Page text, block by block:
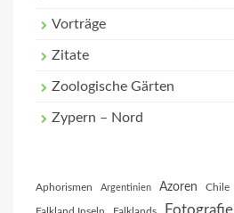
Vorträge
Zitate
Zoologische Gärten
Zypern – Nord
Aphorismen Argentinien Azoren Chile